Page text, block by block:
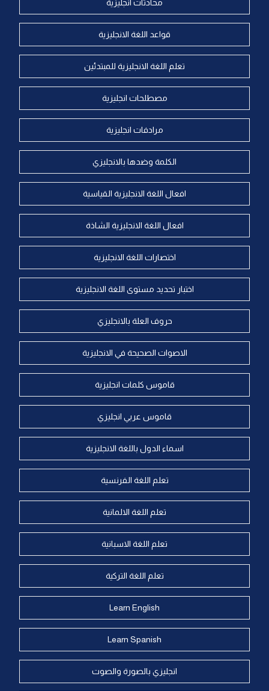
محادثات انجليزية
قواعد اللغة الانجليزية
تعلم اللغة الانجليزية للمبتدئين
مصطلحات انجليزية
مرادفات انجليزية
الكلمة وضدها بالانجليزي
افعال اللغة الانجليزية القياسية
افعال اللغة الانجليزية الشاذة
اختصارات اللغة الانجليزية
اختبار تحديد مستوى اللغة الانجليزية
حروف العلة بالانجليزي
الاصوات الصحيحة في الانجليزية
قاموس كلمات انجليزية
قاموس عربي انجليزي
اسماء الدول باللغة الانجليزية
تعلم اللغة الفرنسية
تعلم اللغة الالمانية
تعلم اللغة الاسبانية
تعلم اللغة التركية
Learn English
Learn Spanish
انجليزي بالصورة والصوت